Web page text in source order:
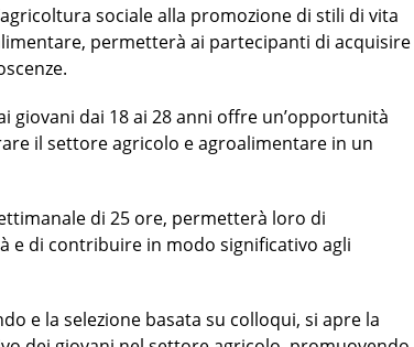
sociale alla promozione di stili di vita
permetterà ai partecipanti di acquisire
giovani dai 18 ai 28 anni offre un’opportunità
il settore agricolo e agroalimentare in un
di 25 ore, permetterà loro di
e di contribuire in modo significativo agli
e la selezione basata su colloqui, si apre la